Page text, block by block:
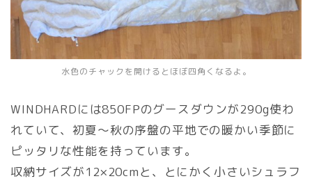
水色のチャックを開けるとほぼ四角くなるよ。
WINDHARDには850FPのグースダウンが290g使わ
れていて、初夏～秋の序盤の平地での暖かい季節に
ピッタリな性能を持っています。
収納サイズが12×20cmと、とにかく小さいシュラフ